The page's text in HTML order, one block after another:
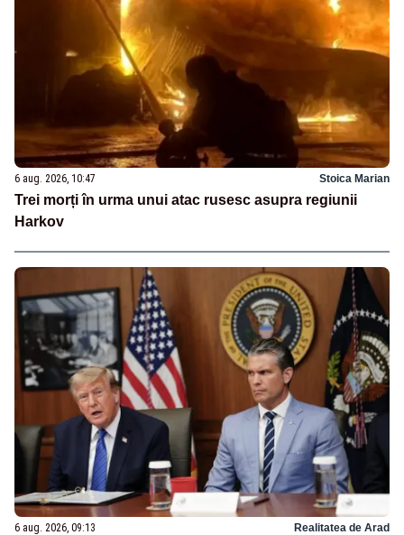
6 aug. 2026, 10:47 Stoica Marian
Trei morți în urma unui atac rusesc asupra regiunii
Harkov
6 aug. 2026, 09:13 Realitatea de Arad